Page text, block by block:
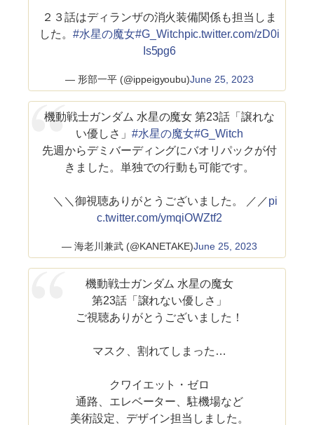
２３話はディランザの消火装備関係も担当しま
した。 #水星の魔女#G_Witchpic.twitter.com/zD0i
Is5pg6
— 形部一平 (@ippeigyoubu)June 25, 2023
機動戦士ガンダム 水星の魔女 第23話「譲れな
い優しさ」#水星の魔女#G_Witch
先週からデミバーディングにバオリパックが付
きました。単独での行動も可能です。
＼＼御視聴ありがとうございました。 ／／pi
c.twitter.com/ymqiOWZtf2
— 海老川兼武 (@KANETAKE)June 25, 2023
機動戦士ガンダム 水星の魔女
第23話「譲れない優しさ」
ご視聴ありがとうございました！
マスク、割れてしまった…
クワイエット・ゼロ
通路、エレベーター、駐機場など
美術設定、デザイン担当しました。